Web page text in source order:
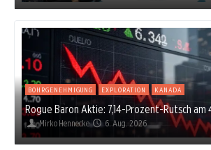
BOHRGENEHMIGUNG EXPLORATION KANADA
Rogue Baron Aktie: 7,14-Prozent-Rutsch am
Mirko Hennecke 6. Aug. 2026